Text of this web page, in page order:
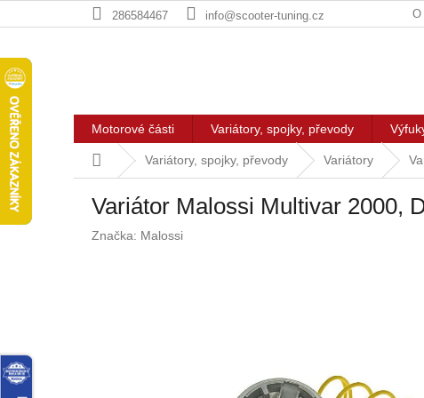
na
286584467 info@scooter-tuning.cz O
Motorové části Variátory, spojky, převody
Domů Variátory, spojky, převody Variátory
Variátor Malossi Multivar 2000,
Značka: Malossi